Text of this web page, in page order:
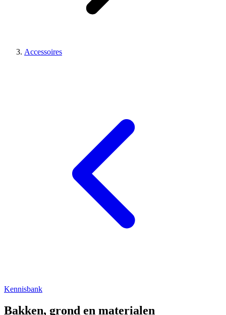
Accessoires
Kennisbank
Bakken, grond en materialen